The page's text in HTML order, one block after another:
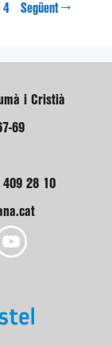
Pàgina
4 Següent →
i Cristià
69
28 10